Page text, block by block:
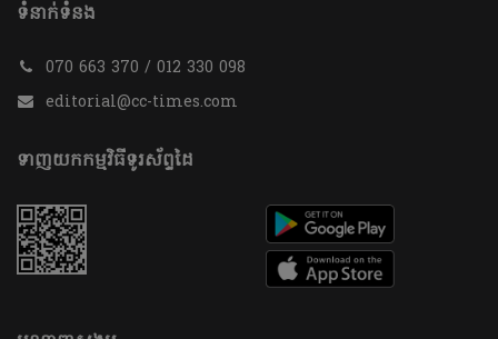
ទំនាក់ទំនង
070 663 370 / 012 330 098
editorial@cc-times.com
ទាញយកកម្មវិធីទូរស័ព្ទដៃ